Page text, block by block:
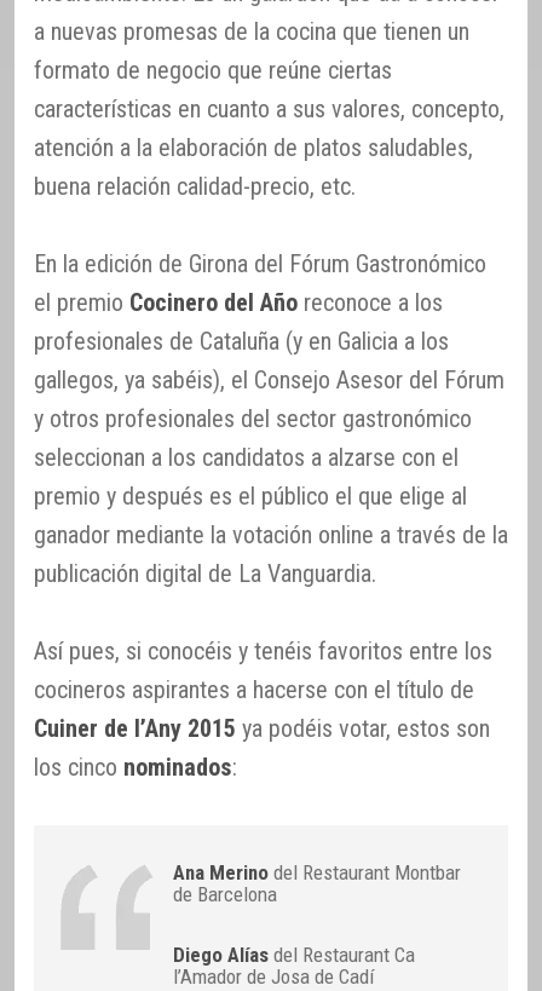
a nuevas promesas de la cocina que tienen un
formato de negocio que reúne ciertas
características en cuanto a sus valores, concepto,
atención a la elaboración de platos saludables,
buena relación calidad-precio, etc.
En la edición de Girona del Fórum Gastronómico
el premio Cocinero del Año reconoce a los
profesionales de Cataluña (y en Galicia a los
gallegos, ya sabéis), el Consejo Asesor del Fórum
y otros profesionales del sector gastronómico
seleccionan a los candidatos a alzarse con el
premio y después es el público el que elige al
ganador mediante la votación online a través de la
publicación digital de La Vanguardia.
Así pues, si conocéis y tenéis favoritos entre los
cocineros aspirantes a hacerse con el título de
Cuiner de l’Any 2015 ya podéis votar, estos son
los cinco nominados:
Ana Merino del Restaurant Montbar
de Barcelona
Diego Alías del Restaurant Ca
l’Amador de Josa de Cadí